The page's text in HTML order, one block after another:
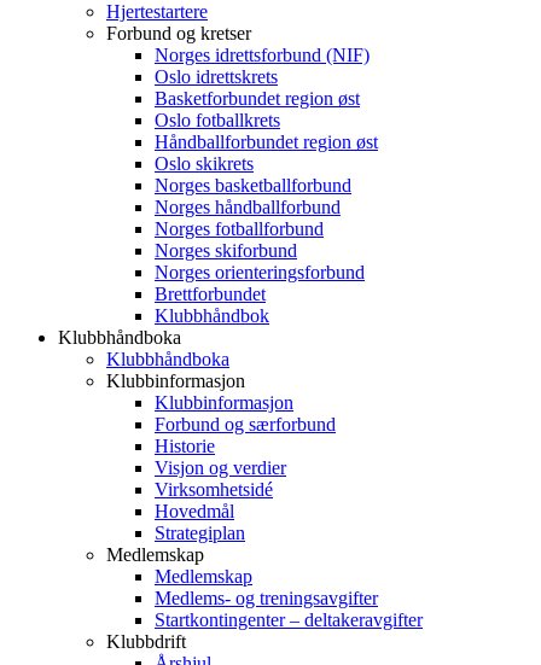
Hjertestartere
Forbund og kretser
Norges idrettsforbund (NIF)
Oslo idrettskrets
Basketforbundet region øst
Oslo fotballkrets
Håndballforbundet region øst
Oslo skikrets
Norges basketballforbund
Norges håndballforbund
Norges fotballforbund
Norges skiforbund
Norges orienteringsforbund
Brettforbundet
Klubbhåndbok
Klubbhåndboka
Klubbhåndboka
Klubbinformasjon
Klubbinformasjon
Forbund og særforbund
Historie
Visjon og verdier
Virksomhetsidé
Hovedmål
Strategiplan
Medlemskap
Medlemskap
Medlems- og treningsavgifter
Startkontingenter – deltakeravgifter
Klubbdrift